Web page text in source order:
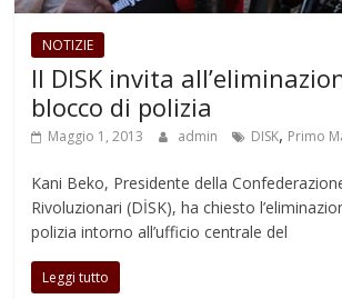
NOTIZIE
Il DISK invita
blocco di polizia
Maggio 1, 2013 admin DISK, Primo
Kani Beko, Presidente della
Rivoluzionari (DİSK), ha chiesto
polizia intorno all’ufficio centrale del
Leggi tutto